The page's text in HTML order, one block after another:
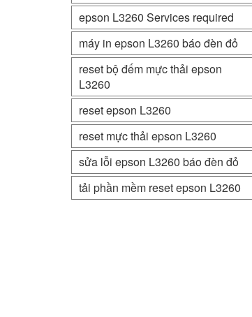
epson L3260 Services required
máy in epson L3260 báo đèn đỏ
reset bộ đếm mực thải epson
L3260
reset epson L3260
reset mực thải epson L3260
sửa lỗi epson L3260 báo đèn đỏ
tải phần mềm reset epson L3260